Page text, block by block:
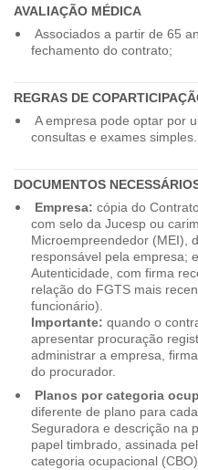
AVALIAÇÃO MÉDICA
Associados a partir de 65
fechamento do contrato;
REGRAS DE
A empresa pode optar por
consultas e exames simples.
DOCUMENTOS
Empresa: cópia do
com selo da Jucesp ou
Microempreendedor (MEI),
responsável pela empresa;
Autenticidade, com firma
relação do FGTS mais
funcionário).
Importante: quando o
apresentar procuração
administrar a empresa,
do procurador.
Planos por categoria
diferente de plano para
Seguradora e descrição na
papel timbrado, assinada
categoria ocupacional